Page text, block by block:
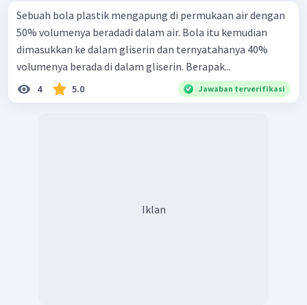
Sebuah bola plastik mengapung di permukaan air dengan
50% volumenya beradadi dalam air. Bola itu kemudian
dimasukkan ke dalam gliserin dan ternyatahanya 40%
volumenya berada di dalam gliserin. Berapak...
4 5.0 Jawaban terverifikasi
Iklan